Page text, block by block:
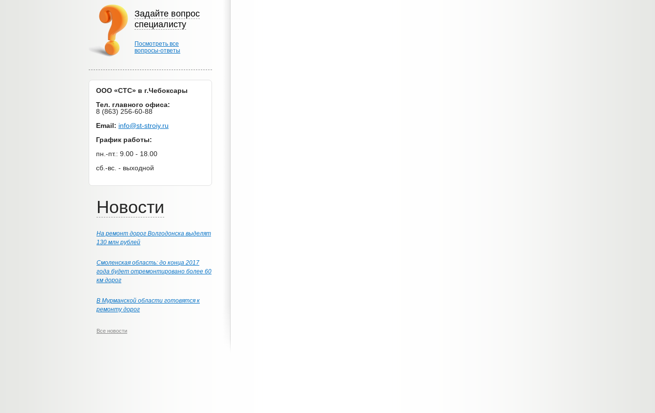
Задайте вопрос
специалисту
Посмотреть все
вопросы-ответы
ООО «СТС» в г.Чебоксары
Тел. главного офиса:
8 (863) 256-60-88
Email: info@st-stroiy.ru
График работы:
пн.-пт.: 9.00 - 18.00
сб.-вс. - выходной
Новости
На ремонт дорог Волгодонска выделят
130 млн рублей
Смоленская область: до конца 2017
года будет отремонтировано более 60
км дорог
В Мурманской области готовятся к
ремонту дорог
Все новости